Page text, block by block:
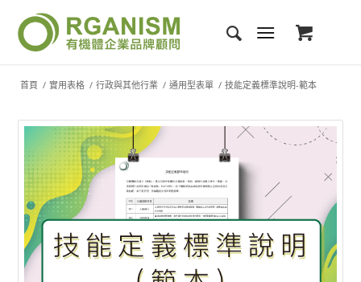
首頁 / 實用表格 / 行政與其他行業 / 通用型表單 / 技能定義標準說明-範本